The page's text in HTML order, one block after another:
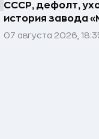
СССР, дефолт,
история завода
07 августа 2026,